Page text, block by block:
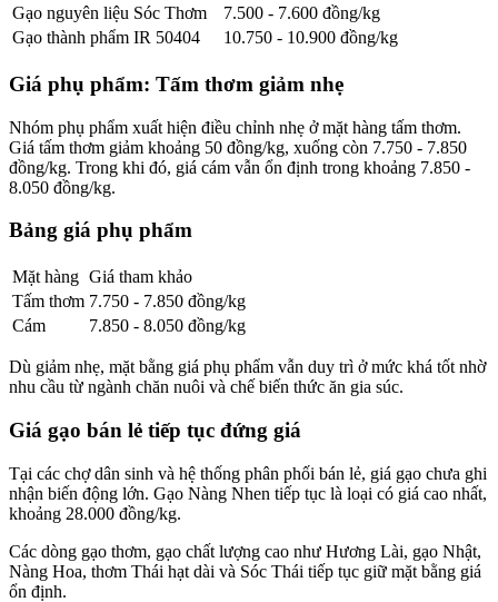
Gạo nguyên liệu Sóc Thơm
7.500 - 7.600 đồng/kg
Gạo thành phẩm IR 50404
10.750 - 10.900 đồng/kg
Giá phụ phẩm: Tấm thơm giảm nhẹ
Nhóm phụ phẩm xuất hiện điều chỉnh nhẹ ở mặt hàng tấm thơm.
Giá tấm thơm giảm khoảng 50 đồng/kg, xuống còn 7.750 - 7.850
đồng/kg. Trong khi đó, giá cám vẫn ổn định trong khoảng 7.850 -
8.050 đồng/kg.
Bảng giá phụ phẩm
Mặt hàng Giá tham khảo
Tấm thơm 7.750 - 7.850 đồng/kg
Cám
7.850 - 8.050 đồng/kg
Dù giảm nhẹ, mặt bằng giá phụ phẩm vẫn duy trì ở mức khá tốt nhờ
nhu cầu từ ngành chăn nuôi và chế biến thức ăn gia súc.
Giá gạo bán lẻ tiếp tục đứng giá
Tại các chợ dân sinh và hệ thống phân phối bán lẻ, giá gạo chưa ghi
nhận biến động lớn. Gạo Nàng Nhen tiếp tục là loại có giá cao nhất,
khoảng 28.000 đồng/kg.
Các dòng gạo thơm, gạo chất lượng cao như Hương Lài, gạo Nhật,
Nàng Hoa, thơm Thái hạt dài và Sóc Thái tiếp tục giữ mặt bằng giá
ổn định.